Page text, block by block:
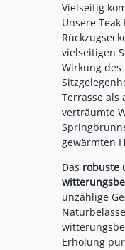
Vielseitig
Unsere
vielseitigen
Wirkung des
Terrasse als
verträumte
gewärmten
Das robuste
unzählige
Erholung